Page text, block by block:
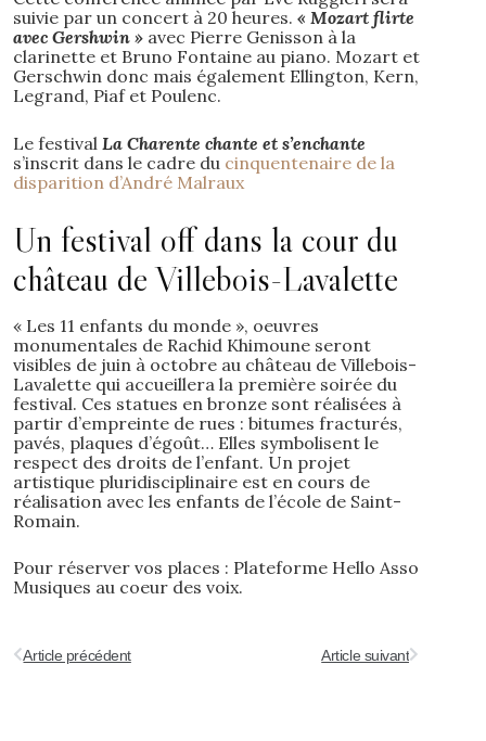
suivie par un concert à 20 heures.« Mozart flirte
avec Gershwin » avec Pierre Genisson à la
clarinette et Bruno Fontaine au piano. Mozart et
Gerschwin donc mais également Ellington, Kern,
Legrand, Piaf et Poulenc.
Le festival La Charente chante et s’enchante
s’inscrit dans le cadre du cinquentenaire de la
disparition d’André Malraux
Un festival off dans la cour du
château de Villebois-Lavalette
« Les 11 enfants du monde », oeuvres
monumentales de Rachid Khimoune seront
visibles de juin à octobre au château de Villebois-
Lavalette qui accueillera la première soirée du
festival. Ces statues en bronze sont réalisées à
partir d’empreinte de rues : bitumes fracturés,
pavés, plaques d’égoût… Elles symbolisent le
respect des droits de l’enfant. Un projet
artistique pluridisciplinaire est en cours de
réalisation avec les enfants de l’école de Saint-
Romain.
Pour réserver vos places : Plateforme Hello Asso
Musiques au coeur des voix.
Article précédent Article suivant